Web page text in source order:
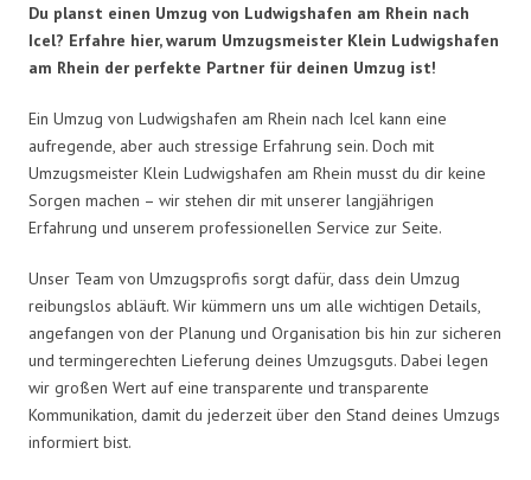
Du planst einen Umzug von Ludwigshafen am Rhein nach
Icel? Erfahre hier, warum Umzugsmeister Klein Ludwigshafen
am Rhein der perfekte Partner für deinen Umzug ist!
Ein Umzug von Ludwigshafen am Rhein nach Icel kann eine
aufregende, aber auch stressige Erfahrung sein. Doch mit
Umzugsmeister Klein Ludwigshafen am Rhein musst du dir keine
Sorgen machen – wir stehen dir mit unserer langjährigen
Erfahrung und unserem professionellen Service zur Seite.
Unser Team von Umzugsprofis sorgt dafür, dass dein Umzug
reibungslos abläuft. Wir kümmern uns um alle wichtigen Details,
angefangen von der Planung und Organisation bis hin zur sicheren
und termingerechten Lieferung deines Umzugsguts. Dabei legen
wir großen Wert auf eine transparente und transparente
Kommunikation, damit du jederzeit über den Stand deines Umzugs
informiert bist.